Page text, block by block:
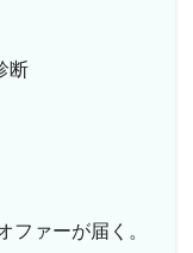
断
ファーが届く。